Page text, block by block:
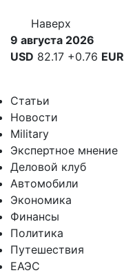
Наверх
9 августа 2026
USD 82.17 +0.76 EUR
Статьи
Новости
Military
Экспертное мнение
Деловой клуб
Автомобили
Экономика
Финансы
Политика
Путешествия
ЕАЭС